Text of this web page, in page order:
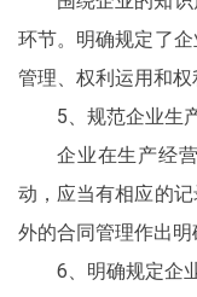
环节。明确规定了
管理、权利运用和权
5、规范企业生
企业在生产经
动，应当有相应的
外的合同管理作出明
6、明确规定企